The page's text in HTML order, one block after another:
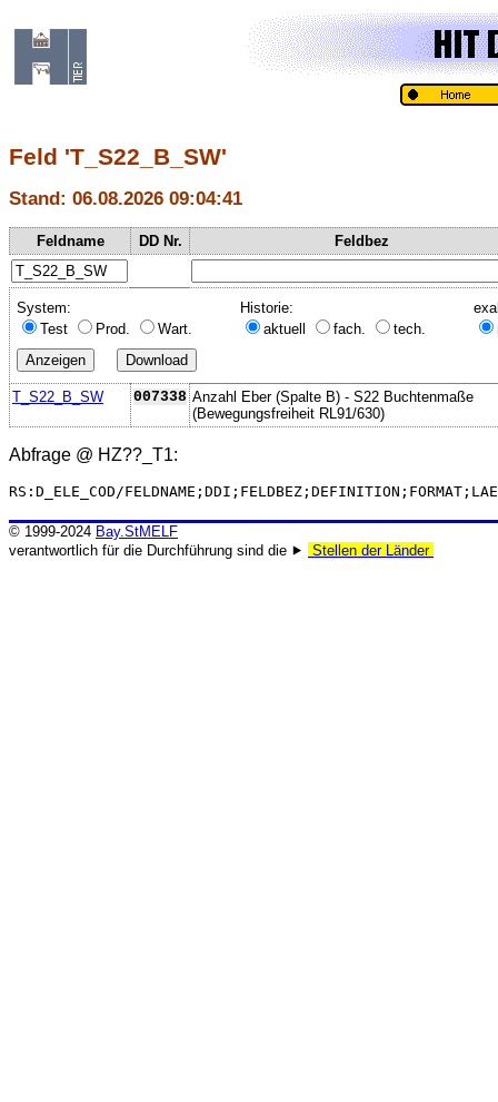
Feld 'T_S22_B_SW'
Stand: 06.08.2026 09:04:41
Feldname DD Nr. Feldbez
System:
Test
Prod. Wart.
Historie:
aktuell
fach. tech.
T_S22_B_SW 007338 Anzahl Eber (Spalte B) - S22 Buchtenmaße
(Bewegungsfreiheit RL91/630)
Abfrage @ HZ??_T1:
RS:D_ELE_COD/
© 1999-2024 Bay.StMELF
verantwortlich für die Durchführung sind die ⯈
Stellen der Länder